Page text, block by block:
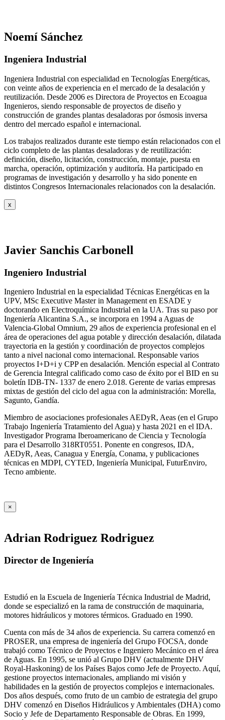
Noemí Sánchez
Ingeniera Industrial
Ingeniera Industrial con especialidad en Tecnologías Energéticas,
con veinte años de experiencia en el mercado de la desalación y
reutilización. Desde 2006 es Directora de Proyectos en Ecoagua
Ingenieros, siendo responsable de proyectos de diseño y
construcción de grandes plantas desaladoras por ósmosis inversa
dentro del mercado español e internacional.
Los trabajos realizados durante este tiempo están relacionados con el
ciclo completo de las plantas desaladoras y de reutilización:
definición, diseño, licitación, construcción, montaje, puesta en
marcha, operación, optimización y auditoría. Ha participado en
programas de investigación y desarrollo y ha sido ponente en
distintos Congresos Internacionales relacionados con la desalación.
x
Javier Sanchis Carbonell
Ingeniero Industrial
Ingeniero Industrial en la especialidad Técnicas Energéticas en la
UPV, MSc Executive Master in Management en ESADE y
doctorando en Electroquímica Industrial en la UA. Tras su paso por
Ingeniería Alicantina S.A., se incorpora en 1994 a Aguas de
Valencia-Global Omnium, 29 años de experiencia profesional en el
área de operaciones del agua potable y dirección desalación, dilatada
trayectoria en la gestión y coordinación de proyectos complejos
tanto a nivel nacional como internacional. Responsable varios
proyectos I+D+i y CPP en desalación. Mención especial al Contrato
de Gerencia Integral calificado como caso de éxito por el BID en su
boletín IDB-TN- 1337 de enero 2.018. Gerente de varias empresas
mixtas de gestión del ciclo del agua con la administración: Morella,
Sagunto, Gandía.
Miembro de asociaciones profesionales AEDyR, Aeas (en el Grupo
Trabajo Ingeniería Tratamiento del Agua) y hasta 2021 en el IDA.
Investigador Programa Iberoamericano de Ciencia y Tecnología
para el Desarrollo 318RT0551. Ponente en congresos, IDA,
AEDyR, Aeas, Canagua y Energía, Conama, y publicaciones
técnicas en MDPI, CYTED, Ingeniería Municipal, FuturEnviro,
Tecno ambiente.
×
Adrian Rodriguez Rodriguez
Director de Ingeniería
Estudió en la Escuela de Ingeniería Técnica Industrial de Madrid,
donde se especializó en la rama de construcción de maquinaria,
motores hidráulicos y motores térmicos. Graduado en 1990.
Cuenta con más de 34 años de experiencia. Su carrera comenzó en
PROSER, una empresa de ingeniería del Grupo FOCSA, donde
trabajó como Técnico de Proyectos e Ingeniero Mecánico en el área
de Aguas. En 1995, se unió al Grupo DHV (actualmente DHV
Royal-Haskoning) de los Países Bajos como Jefe de Proyecto. Aquí,
gestione proyectos internacionales, ampliando mi visión y
habilidades en la gestión de proyectos complejos e internacionales.
Dos años después, como fruto de un cambio de estrategia del grupo
DHV comenzó en Diseños Hidráulicos y Ambientales (DHA) como
Socio y Jefe de Departamento Responsable de Obras. En 1999,